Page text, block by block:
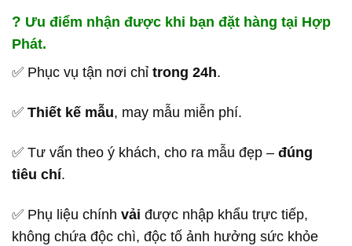
? Ưu điểm nhận được khi bạn đặt hàng tại Hợp
Phát.
✅ Phục vụ tận nơi chỉ trong 24h.
✅ Thiết kế mẫu, may mẫu miễn phí.
✅ Tư vấn theo ý khách, cho ra mẫu đẹp – đúng
tiêu chí.
✅ Phụ liệu chính vải được nhập khẩu trực tiếp,
không chứa độc chì, độc tố ảnh hưởng sức khỏe